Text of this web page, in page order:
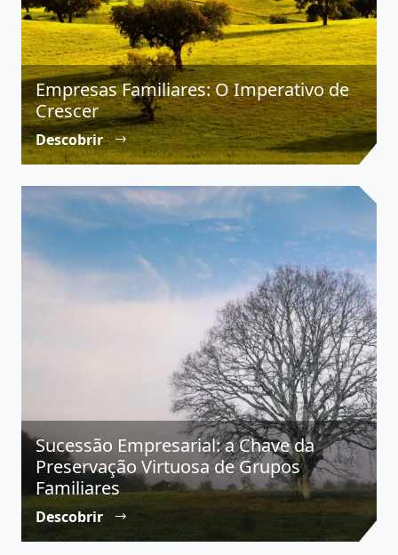
Empresas Familiares: O Imperativo de
Crescer
Descobrir
Sucessão Empresarial: a Chave da
Preservação Virtuosa de Grupos
Familiares
Descobrir